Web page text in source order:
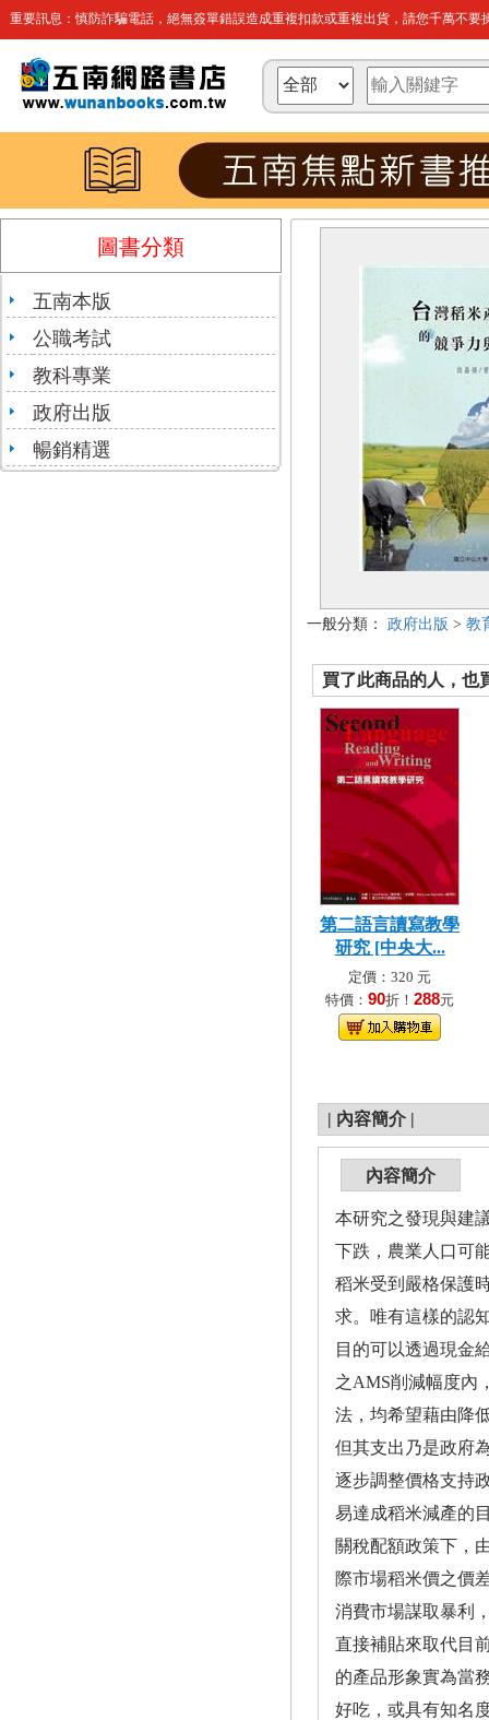
重要訊息：慎防詐騙電話，絕無簽單錯誤造成重複扣款或重複出貨，請您千萬不要
圖書分類
五南本版
公職考試
教科專業
政府出版
暢銷精選
一般分類： 政府出版 > 教
買了此商品的人，也
第二語言讀寫教學
研究 [中央大...
定價：320 元
特價： 90折！ 288元
| 內容簡介 |
內容簡介
本研究之發現與建
下跌，農業人口可
稻米受到嚴格保護
求。唯有這樣的認
目的可以透過現金
之AMS削減幅度內
法，均希望藉由降
但其支出乃是政府
逐步調整價格支持
易達成稻米減產的
關稅配額政策下，
際市場稻米價之價
消費市場謀取暴利
直接補貼來取代目
的產品形象實為當
好吃，或具有知名